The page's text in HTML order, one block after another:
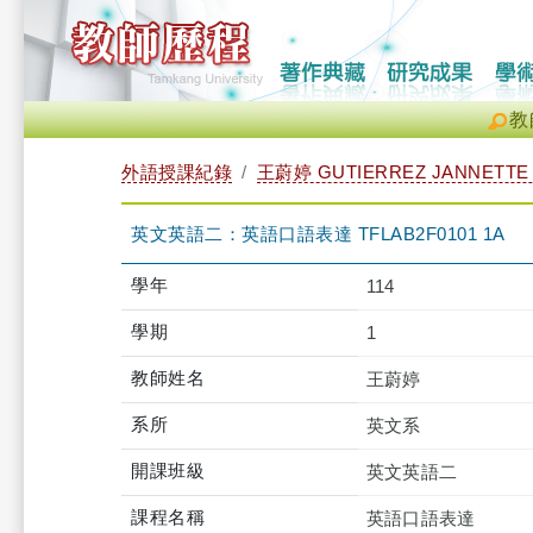
教
外語授課紀錄 王蔚婷 GUTIERREZ JANNETTE
英文英語二：英語口語表達 TFLAB2F0101 1A
學年 114
學期 1
教師姓名 王蔚婷
系所 英文系
開課班級 英文英語二
課程名稱 英語口語表達